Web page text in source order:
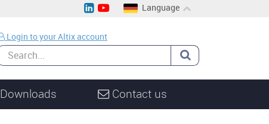
Language
Login to your Altix account
Downloads Contact us